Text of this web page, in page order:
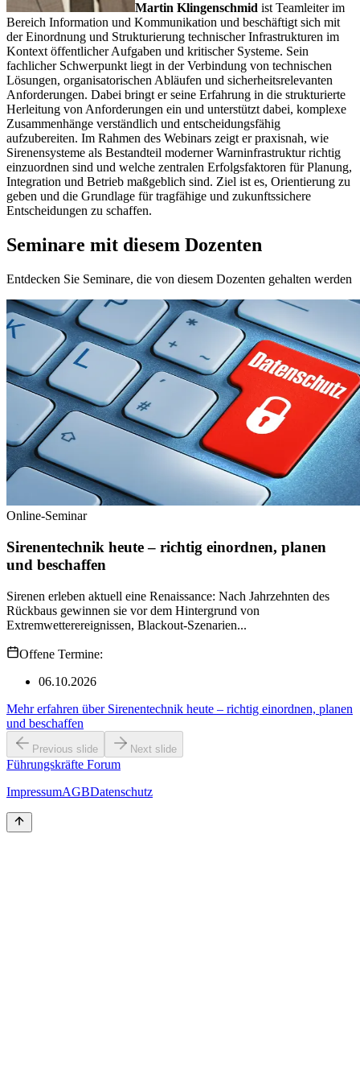
Martin Klingenschmid ist Teamleiter im
Bereich Information und Kommunikation und beschäftigt sich mit
der Einordnung und Strukturierung technischer Infrastrukturen im
Kontext öffentlicher Aufgaben und kritischer Systeme. Sein
fachlicher Schwerpunkt liegt in der Verbindung von technischen
Lösungen, organisatorischen Abläufen und sicherheitsrelevanten
Anforderungen. Dabei bringt er seine Erfahrung in die strukturierte
Herleitung von Anforderungen ein und unterstützt dabei, komplexe
Zusammenhänge verständlich und entscheidungsfähig
aufzubereiten. Im Rahmen des Webinars zeigt er praxisnah, wie
Sirenensysteme als Bestandteil moderner Warninfrastruktur richtig
einzuordnen sind und welche zentralen Erfolgsfaktoren für Planung,
Integration und Betrieb maßgeblich sind. Ziel ist es, Orientierung zu
geben und die Grundlage für tragfähige und zukunftssichere
Entscheidungen zu schaffen.
Seminare mit diesem Dozenten
Entdecken Sie Seminare, die von diesem Dozenten gehalten werden
Online-Seminar
Sirenentechnik heute – richtig einordnen, planen
und beschaffen
Sirenen erleben aktuell eine Renaissance: Nach Jahrzehnten des
Rückbaus gewinnen sie vor dem Hintergrund von
Extremwetterereignissen, Blackout-Szenarien...
Offene Termine:
06.10.2026
Mehr erfahren über Sirenentechnik heute – richtig einordnen, planen
und beschaffen
Previous slide Next slide
Führungskräfte Forum
ImpressumAGBDatenschutz